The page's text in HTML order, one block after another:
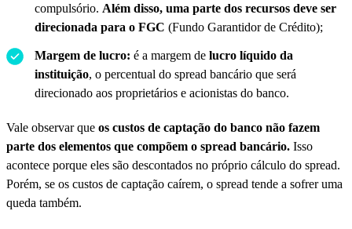
compulsório. Além disso, uma parte dos recursos deve ser
direcionada para o FGC (Fundo Garantidor de Crédito);
Margem de lucro: é a margem de lucro líquido da
instituição, o percentual do spread bancário que será
direcionado aos proprietários e acionistas do banco.
Vale observar que os custos de captação do banco não fazem
parte dos elementos que compõem o spread bancário. Isso
acontece porque eles são descontados no próprio cálculo do spread.
Porém, se os custos de captação caírem, o spread tende a sofrer uma
queda também.